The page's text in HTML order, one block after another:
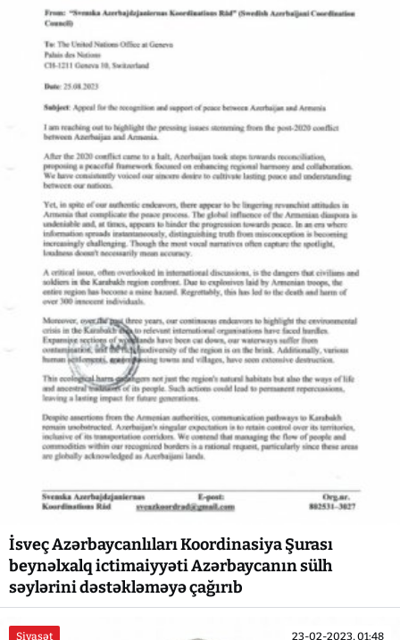
İsveç Azərbaycanlıları Koordinasiya Şurası
beynəlxalq ictimaiyyəti Azərbaycanın sülh
səylərini dəstəkləməyə çağırıb
Siyasət 23-02-2023, 01:48